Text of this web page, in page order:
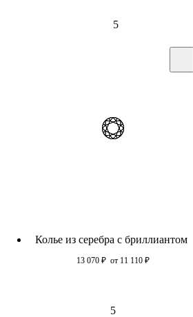
5
Колье из серебра с бриллиантом
13 070 ₽ от 11 110 ₽
5